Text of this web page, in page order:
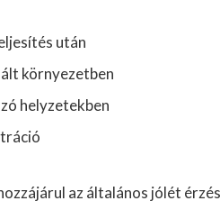
után
környezetben
helyzetekben
az általános jólét